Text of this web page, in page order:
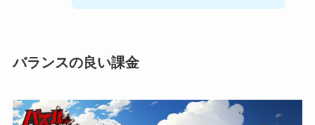
バランスの良い課金